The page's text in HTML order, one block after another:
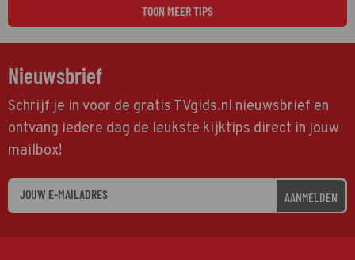
TOON MEER TIPS
Nieuwsbrief
Schrijf je in voor de gratis TVgids.nl nieuwsbrief en
ontvang iedere dag de leukste kijktips direct in jouw
mailbox!
AANMELDEN